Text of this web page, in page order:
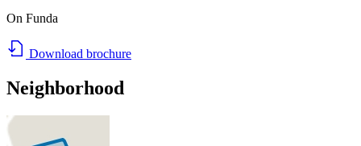
On Funda
Download brochure
Neighborhood